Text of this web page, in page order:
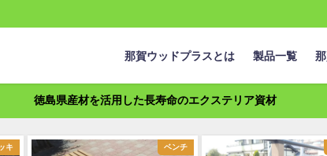
那賀ウッドプラスとは 製品一覧
徳島県産材を活用した長寿命のエクステリア資材
ベンチ フェンス